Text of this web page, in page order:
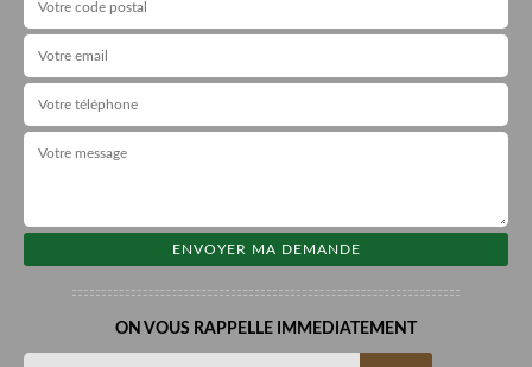
ON VOUS RAPPELLE IMMEDIATEMENT